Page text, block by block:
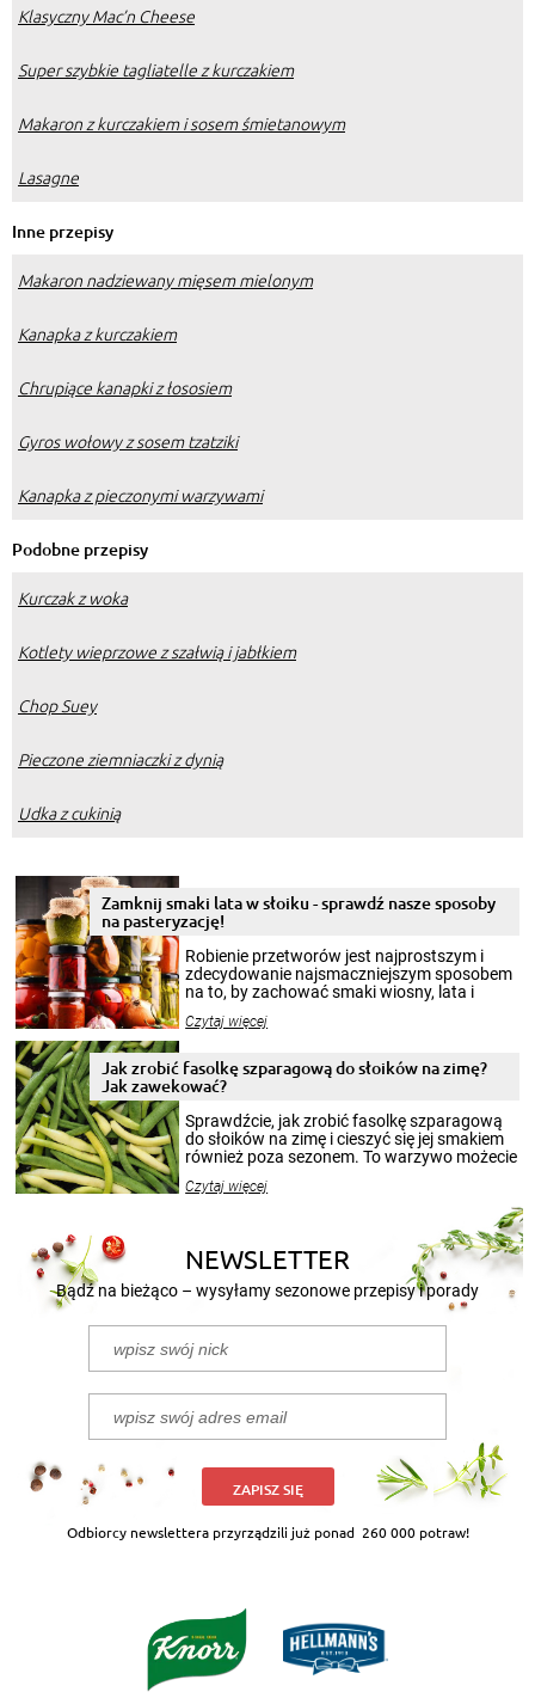
Klasyczny Mac’n Cheese
Super szybkie tagliatelle z kurczakiem
Makaron z kurczakiem i sosem śmietanowym
Lasagne
Inne przepisy
Makaron nadziewany mięsem mielonym
Kanapka z kurczakiem
Chrupiące kanapki z łososiem
Gyros wołowy z sosem tzatziki
Kanapka z pieczonymi warzywami
Podobne przepisy
Kurczak z woka
Kotlety wieprzowe z szałwią i jabłkiem
Chop Suey
Pieczone ziemniaczki z dynią
Udka z cukinią
Zamknij smaki lata w słoiku - sprawdź nasze sposoby
na pasteryzację!
Robienie przetworów jest najprostszym i
zdecydowanie najsmaczniejszym sposobem
na to, by zachować smaki wiosny, lata i
krajobrazów, by cieszyć nimi oko w sezonie
pełni poczuć atmosferę cieplejszych
miesięcy. Przygotowanie słoików ze
patenty, które pozwolą zachować świeżość
przetworów.
Czytaj więcej
Jak zrobić fasolkę szparagową do słoików na zimę?
Jak zawekować?
Sprawdźcie, jak zrobić fasolkę szparagową
do słoików na zimę i cieszyć się jej smakiem
również poza sezonem. To warzywo możecie
nasze propozycje!
Czytaj więcej
NEWSLETTER
Bądź na bieżąco – wysyłamy sezonowe przepisy i porady
ZAPISZ SIĘ
Odbiorcy newslettera przyrządzili już ponad 260 000 potraw!